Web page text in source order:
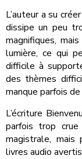
L’auteur a su
dissipe un peu
magnifiques,
lumière, ce qui
difficile à
des thèmes
manque parfois
L’écriture
parfois trop crue
magistrale,
livres audio